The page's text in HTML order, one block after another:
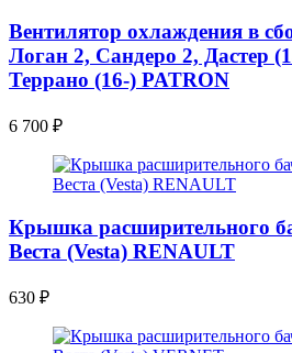
Вентилятор охлаждения в
Логан 2, Сандеро 2, Дастер
Террано (16-) PATRON
6 700 ₽
Крышка расширительного
Веста (Vesta) RENAULT
630 ₽